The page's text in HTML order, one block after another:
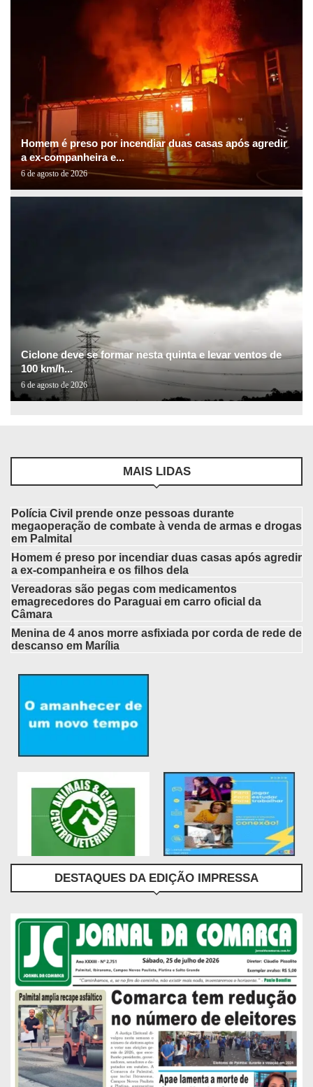
Homem é preso por incendiar duas casas após agredir
a ex-companheira e...
6 de agosto de 2026
Ciclone deve se formar nesta quinta e levar ventos de
100 km/h...
6 de agosto de 2026
MAIS LIDAS
Polícia Civil prende onze pessoas durante
megaoperação de combate à venda de armas e drogas
em Palmital
Homem é preso por incendiar duas casas após agredir
a ex-companheira e os filhos dela
Vereadoras são pegas com medicamentos
emagrecedores do Paraguai em carro oficial da
Câmara
Menina de 4 anos morre asfixiada por corda de rede de
descanso em Marília
DESTAQUES DA EDIÇÃO IMPRESSA